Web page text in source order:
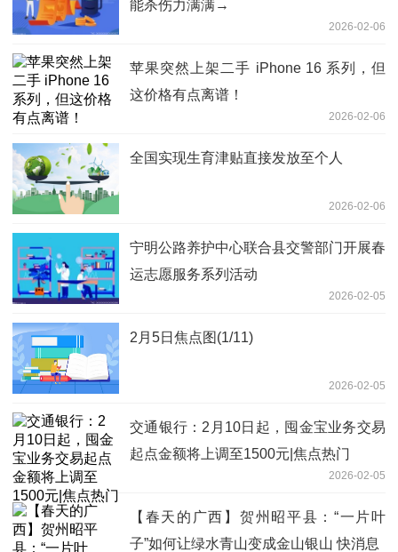
能杀伤力满满→
2026-02-06
苹果突然上架二手 iPhone 16 系列，但
这价格有点离谱！
2026-02-06
全国实现生育津贴直接发放至个人
2026-02-06
宁明公路养护中心联合县交警部门开展春
运志愿服务系列活动
2026-02-05
2月5日焦点图(1/11)
2026-02-05
交通银行：2月10日起，囤金宝业务交易
起点金额将上调至1500元|焦点热门
2026-02-05
【春天的广西】贺州昭平县：“一片叶
子”如何让绿水青山变成金山银山 快消息